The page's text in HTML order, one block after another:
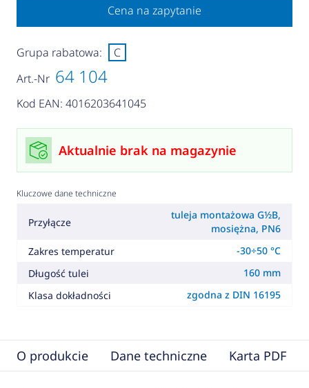
Cena na zapytanie
Art.-Nr 64 104
Kod EAN: 4016203641045
Grupa rabatowa: C
Aktualnie brak na magazynie
Kluczowe dane techniczne
Przyłącze
tuleja montażowa G½B,
mosiężna, PN6
Zakres temperatur
-30÷50 °C
Długość tulei
160 mm
Klasa dokładności
zgodna z DIN 16195
O produkcie Dane techniczne Karta PDF